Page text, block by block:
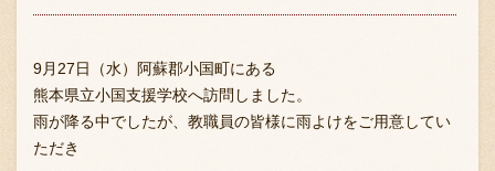
9月27日（水）阿蘇郡小国町にある
熊本県立小国支援学校へ訪問しました。
雨が降る中でしたが、教職員の皆様に雨よけをご用意してい
ただき